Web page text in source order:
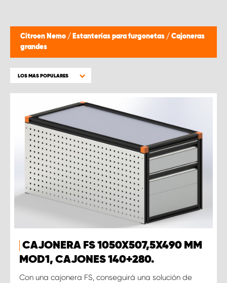
Citroen Nemo / Estanterías para furgonetas / Cajoneras
grandes
LOS MAS POPULARES
CAJONERA FS 1050X507,5X490 MM
MOD1, CAJONES 140+280.
Con una cajonera FS, conseguirá una solución de